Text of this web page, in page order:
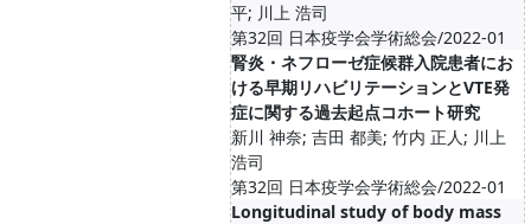
平; 川上 浩司
第32回 日本疫学会学術総会/2022-01
腎炎・ネフローゼ症候群入院患者にお
ける早期リハビリテーションとVTE発
症に関する過去起点コホート研究
新川 神奈; 吉田 都美; 竹内 正人; 川上
浩司
第32回 日本疫学会学術総会/2022-01
Longitudinal study of body mass